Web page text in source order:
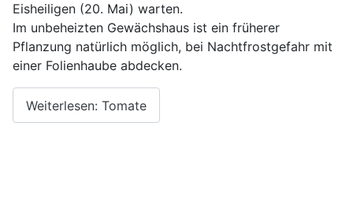
Eisheiligen (20. Mai) warten.
Im unbeheizten Gewächshaus ist ein früherer
Pflanzung natürlich möglich, bei Nachtfrostgefahr mit
einer Folienhaube abdecken.
Weiterlesen: Tomate